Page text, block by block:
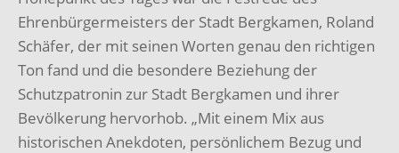
Ehrenbürgermeisters der Stadt Bergkamen, Roland
Schäfer, der mit seinen Worten genau den richtigen
Ton fand und die besondere Beziehung der
Schutzpatronin zur Stadt Bergkamen und ihrer
Bevölkerung hervorhob. „Mit einem Mix aus
historischen Anekdoten, persönlichem Bezug und